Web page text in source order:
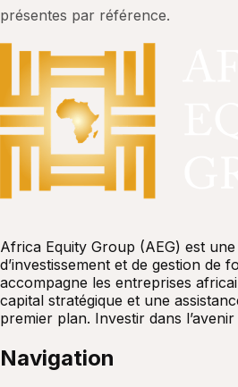
présentes par référence.
Africa Equity Group (AEG) est
d’investissement et de gestion de
accompagne les entreprises
capital stratégique et une
premier plan. Investir dans l’avenir
Navigation